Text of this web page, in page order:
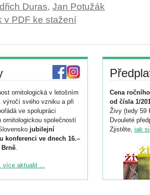
Duras, Jan Potužák
v PDF ke stažení
ornitologická v letošním
výročí svého vzniku a při
ve spolupráci
ornitologickou společností
jubilejní
konferenci ve dnech 16.–
Brně.
ke konferenci
více aktualit ...
Cena
od čísla 1/
Živy (tedy 59
Dvouleté
Zjistěte, jak